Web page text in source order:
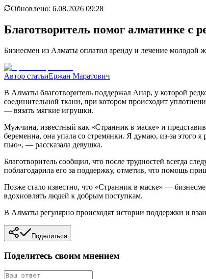
Обновлено: 6.08.2026 09:28
Благотворитель помог алматинке с
Бизнесмен из Алматы оплатил аренду и лечение молодой
Автор статьиЕржан Маратович
В Алматы благотворитель поддержал Анар, у которой
соединительной ткани, при котором происходит
— вязать мягкие игрушки.
Мужчина, известный как «Странник в маске» и
беременна, она упала со стремянки. Я думаю, из-за этого
пью», — рассказала девушка.
Благотворитель сообщил, что после трудностей всегда
поблагодарила его за поддержку, отметив, что помощь
Позже стало известно, что «Странник в маске» —
вдохновлять людей к добрым поступкам.
В Алматы регулярно происходят истории поддержки и
Поделиться
Поделитесь своим мнением